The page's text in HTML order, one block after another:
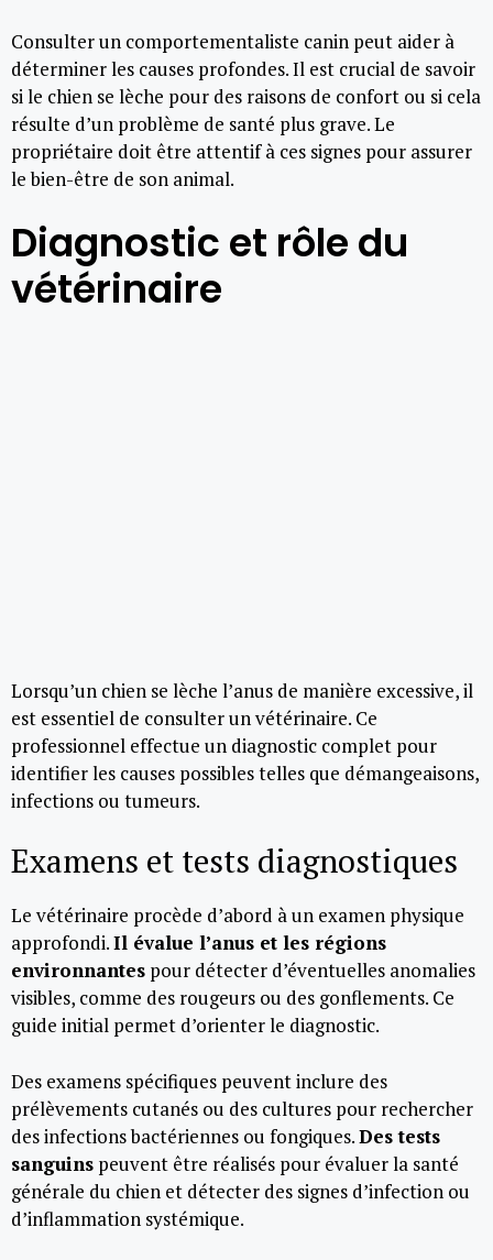
Consulter un comportementaliste canin peut aider à
déterminer les causes profondes. Il est crucial de savoir
si le chien se lèche pour des raisons de confort ou si cela
résulte d’un problème de santé plus grave. Le
propriétaire doit être attentif à ces signes pour assurer
le bien-être de son animal.
Diagnostic et rôle du
vétérinaire
Lorsqu’un chien se lèche l’anus de manière excessive, il
est essentiel de consulter un vétérinaire. Ce
professionnel effectue un diagnostic complet pour
identifier les causes possibles telles que démangeaisons,
infections ou tumeurs.
Examens et tests diagnostiques
Le vétérinaire procède d’abord à un examen physique
approfondi.Il évalue l’anus et les régions
environnantes pour détecter d’éventuelles anomalies
visibles, comme des rougeurs ou des gonflements. Ce
guide initial permet d’orienter le diagnostic.
Des examens spécifiques peuvent inclure des
prélèvements cutanés ou des cultures pour rechercher
des infections bactériennes ou fongiques.Des tests
sanguins peuvent être réalisés pour évaluer la santé
générale du chien et détecter des signes d’infection ou
d’inflammation systémique.